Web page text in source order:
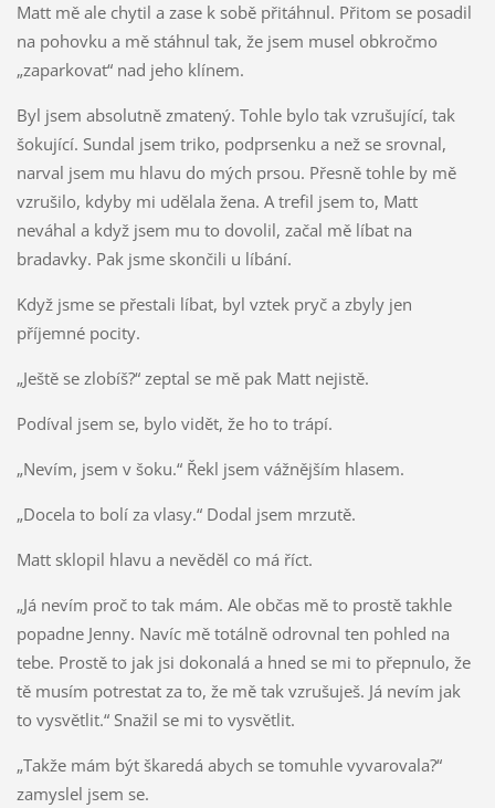
Matt mě ale chytil a zase k sobě přitáhnul. Přitom se posadil
na pohovku a mě stáhnul tak, že jsem musel obkročmo
„zaparkovat“ nad jeho klínem.
Byl jsem absolutně zmatený. Tohle bylo tak vzrušující, tak
šokující. Sundal jsem triko, podprsenku a než se srovnal,
narval jsem mu hlavu do mých prsou. Přesně tohle by mě
vzrušilo, kdyby mi udělala žena. A trefil jsem to, Matt
neváhal a když jsem mu to dovolil, začal mě líbat na
bradavky. Pak jsme skončili u líbání.
Když jsme se přestali líbat, byl vztek pryč a zbyly jen
příjemné pocity.
„Ještě se zlobíš?“ zeptal se mě pak Matt nejistě.
Podíval jsem se, bylo vidět, že ho to trápí.
„Nevím, jsem v šoku.“ Řekl jsem vážnějším hlasem.
„Docela to bolí za vlasy.“ Dodal jsem mrzutě.
Matt sklopil hlavu a nevěděl co má říct.
„Já nevím proč to tak mám. Ale občas mě to prostě takhle
popadne Jenny. Navíc mě totálně odrovnal ten pohled na
tebe. Prostě to jak jsi dokonalá a hned se mi to přepnulo, že
tě musím potrestat za to, že mě tak vzrušuješ. Já nevím jak
to vysvětlit.“ Snažil se mi to vysvětlit.
„Takže mám být škaredá abych se tomuhle vyvarovala?“
zamyslel jsem se.